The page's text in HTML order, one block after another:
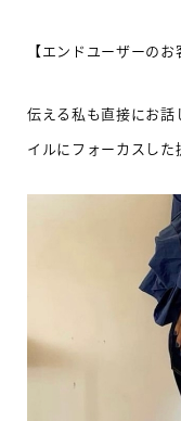
【エンドユーザーのお
伝える私も直接にお話
イルにフォーカスした